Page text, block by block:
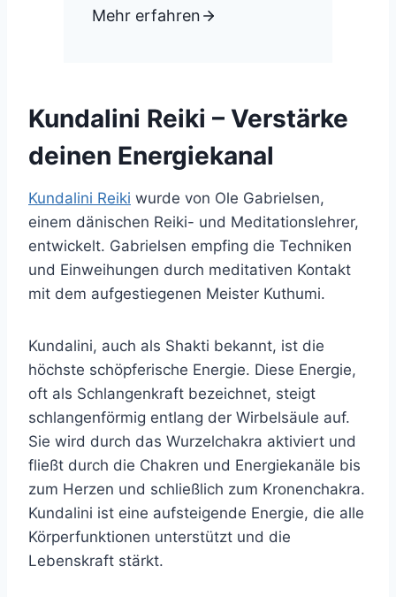
Mehr erfahren
Kundalini Reiki – Verstärke
deinen Energiekanal
Kundalini Reiki wurde von Ole Gabrielsen,
einem dänischen Reiki- und Meditationslehrer,
entwickelt. Gabrielsen empfing die Techniken
und Einweihungen durch meditativen Kontakt
mit dem aufgestiegenen Meister Kuthumi.
Kundalini, auch als Shakti bekannt, ist die
höchste schöpferische Energie. Diese Energie,
oft als Schlangenkraft bezeichnet, steigt
schlangenförmig entlang der Wirbelsäule auf.
Sie wird durch das Wurzelchakra aktiviert und
fließt durch die Chakren und Energiekanäle bis
zum Herzen und schließlich zum Kronenchakra.
Kundalini ist eine aufsteigende Energie, die alle
Körperfunktionen unterstützt und die
Lebenskraft stärkt.